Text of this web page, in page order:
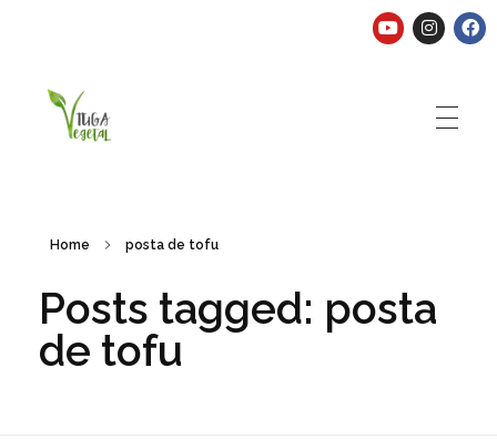
Home posta de tofu
Posts tagged: posta
de tofu